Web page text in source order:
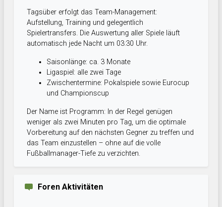
Tagsüber erfolgt das Team-Management:
Aufstellung, Training und gelegentlich
Spielertransfers. Die Auswertung aller Spiele läuft
automatisch jede Nacht um 03:30 Uhr.
Saisonlänge: ca. 3 Monate
Ligaspiel: alle zwei Tage
Zwischentermine: Pokalspiele sowie Eurocup
und Championscup
Der Name ist Programm: In der Regel genügen
weniger als zwei Minuten pro Tag, um die optimale
Vorbereitung auf den nächsten Gegner zu treffen und
das Team einzustellen – ohne auf die volle
Fußballmanager-Tiefe zu verzichten.
Foren Aktivitäten